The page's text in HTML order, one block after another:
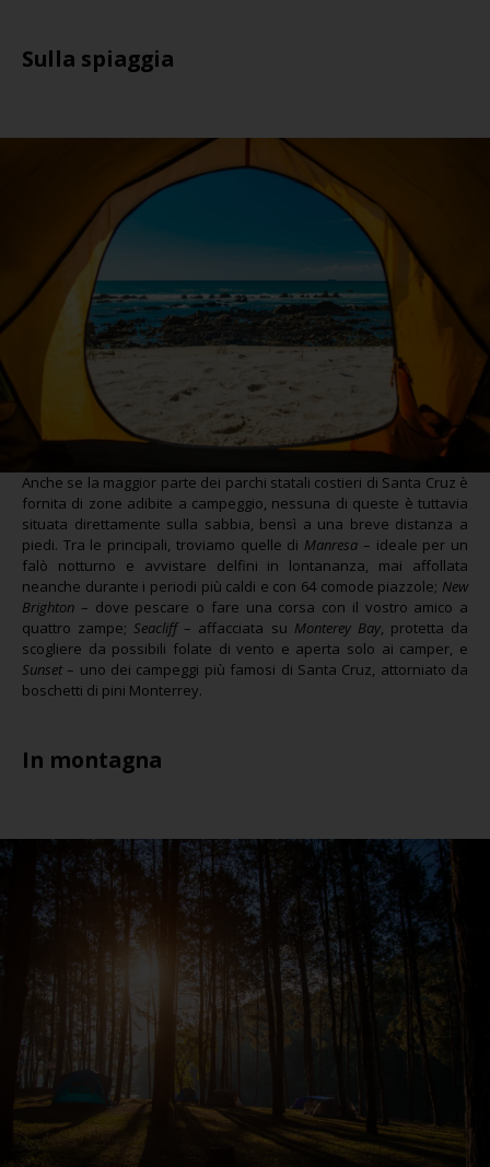
Sulla spiaggia
Anche se la maggior parte dei parchi statali costieri di Santa Cruz è
fornita di zone adibite a campeggio, nessuna di queste è tuttavia
situata direttamente sulla sabbia, bensì a una breve distanza a
piedi. Tra le principali, troviamo quelle di Manresa – ideale per un
falò notturno e avvistare delfini in lontananza, mai affollata
neanche durante i periodi più caldi e con 64 comode piazzole; New
Brighton – dove pescare o fare una corsa con il vostro amico a
quattro zampe;Seacliff– affacciata su Monterey Bay, protetta da
scogliere da possibili folate di vento e aperta solo ai camper, e
Sunset– uno dei campeggi più famosi di Santa Cruz, attorniato da
boschetti di pini Monterrey.
In montagna